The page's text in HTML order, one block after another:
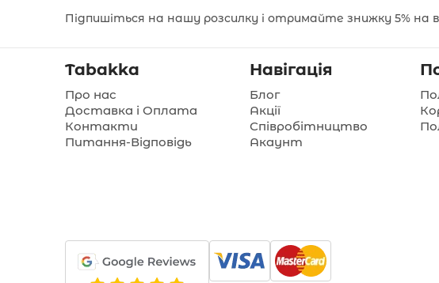
Підпишіться на нашу розсилку і отримайте знижку 5% на
Tabakka
Про нас
Доставка і Оплата
Контакти
Питання-Відповідь
Навігація
Блог
Акції
Співробітництво
Акаунт